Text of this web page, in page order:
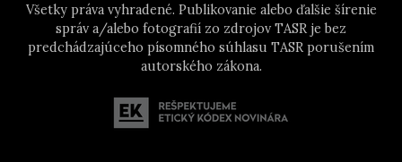
Všetky práva vyhradené. Publikovanie alebo ďalšie šírenie
správ a/alebo fotografií zo zdrojov TASR je bez
predchádzajúceho písomného súhlasu TASR porušením
autorského zákona.